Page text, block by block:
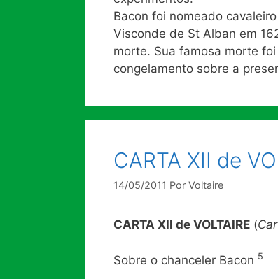
Bacon foi nomeado
Visconde de St Alban em
morte. Sua famosa morte
congelamento sobre a
CARTA XII de
14/05/2011 Por Voltaire
CARTA XII de VOLTAIRE (
Sobre o chanceler Bacon 5